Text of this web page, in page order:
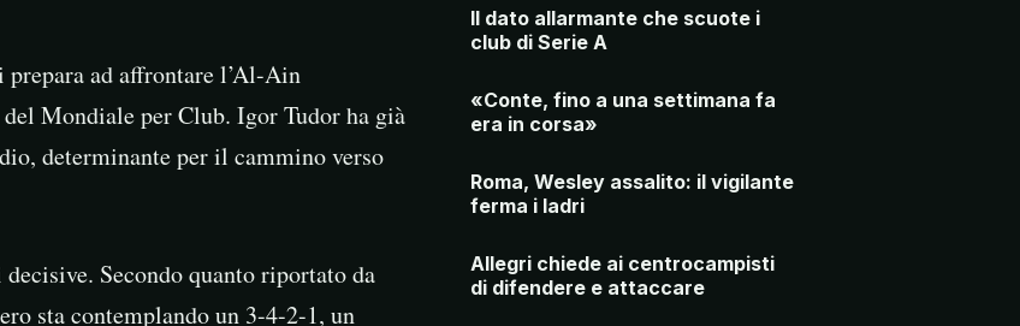
ad affrontare l’Al-Ain
Mondiale per Club. Igor Tudor ha già
determinante per il cammino verso
Secondo quanto riportato da
sta contemplando un 3-4-2-1, un
Il dato allarmante che scuote i
club di Serie A
«Conte, fino a una settimana fa
era in corsa»
Roma, Wesley assalito: il vigilante
ferma i ladri
Allegri chiede ai centrocampisti
di difendere e attaccare